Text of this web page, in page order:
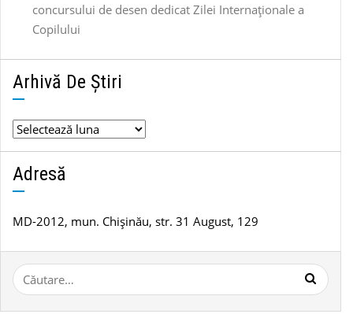
concursului de desen dedicat Zilei Internaționale a
Copilului
Arhivă De Știri
Arhivă
de
știri
Adresă
MD-2012, mun. Chișinău, str. 31 August, 129
Caută
după: